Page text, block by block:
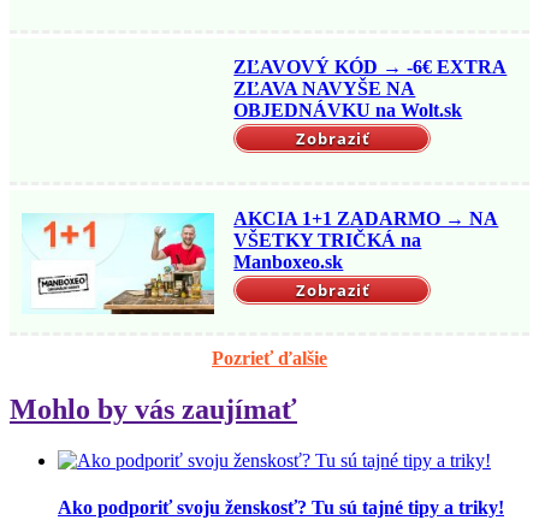
ZĽAVOVÝ KÓD → -6€ EXTRA
ZĽAVA NAVYŠE NA
OBJEDNÁVKU na Wolt.sk
Zobraziť
AKCIA 1+1 ZADARMO → NA
VŠETKY TRIČKÁ na
Manboxeo.sk
Zobraziť
Pozrieť ďalšie
Mohlo by vás zaujímať
Ako podporiť svoju ženskosť? Tu sú tajné tipy a triky!